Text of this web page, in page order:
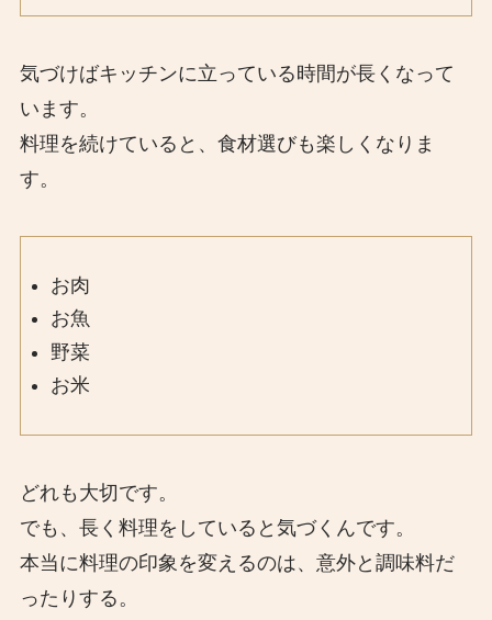
気づけばキッチンに立っている時間が長くなって
います。
料理を続けていると、食材選びも楽しくなりま
す。
お肉
お魚
野菜
お米
どれも大切です。
でも、長く料理をしていると気づくんです。
本当に料理の印象を変えるのは、意外と調味料だ
ったりする。